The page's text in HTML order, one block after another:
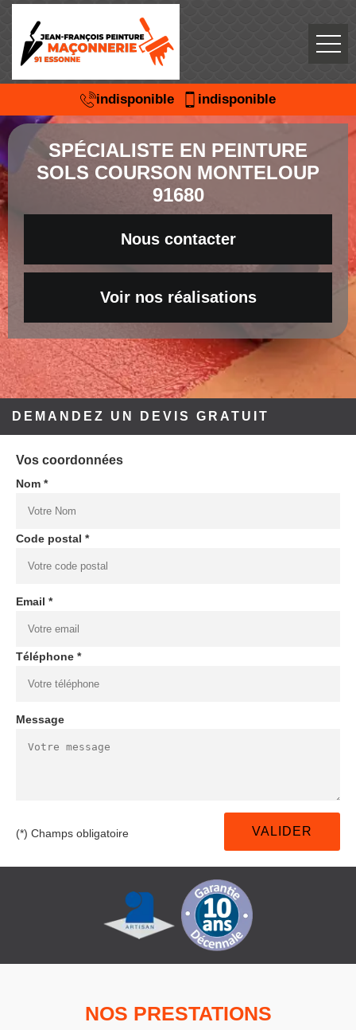
indisponible indisponible
SPÉCIALISTE EN PEINTURE
SOLS COURSON MONTELOUP
91680
Nous contacter
Voir nos réalisations
DEMANDEZ UN DEVIS GRATUIT
Vos coordonnées
Nom *
Code postal *
Email *
Téléphone *
Message
(*) Champs obligatoire
NOS PRESTATIONS